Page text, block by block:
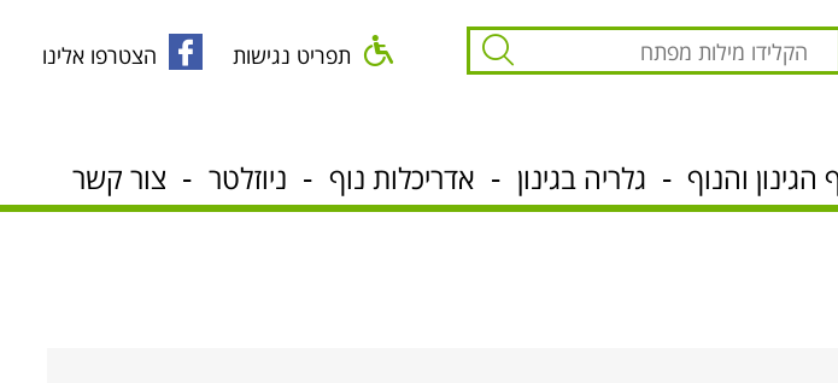
תפריט נגישות הצטרפו אלינו
והנוף גלריה בגינון אדריכלות נוף ניוזלטר צור קשר